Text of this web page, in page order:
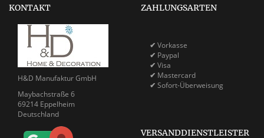
KONTAKT
H&D Manufaktur GmbH
Maybachstraße 6
69214 Eppelheim
Deutschland
ZAHLUNGSARTEN
✔ Vorkasse
✔ Paypal
✔ Visa
✔ Mastercard
✔ Sofort-Überweisung
VERSANDDIENSTLEISTER